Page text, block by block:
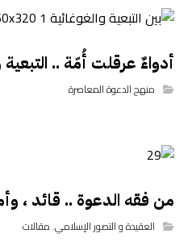
أدواءٌ عرقلت أُمّة .. التبعية
منهج الدعوة المعاصرة
من فقه الدعوة .. قائد ،
العقيدة و التصور الإسلامي,مقالات